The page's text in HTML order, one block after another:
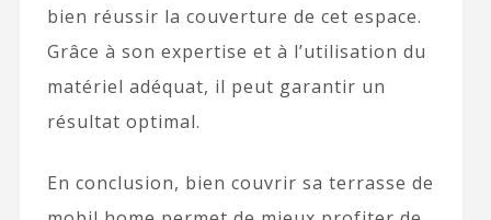
bien réussir la couverture de cet espace.
Grâce à son expertise et à l’utilisation du
matériel adéquat, il peut garantir un
résultat optimal.
En conclusion, bien couvrir sa terrasse de